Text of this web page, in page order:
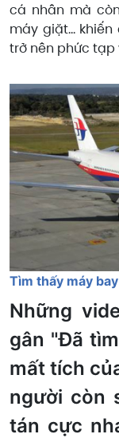
cá nhân mà
máy giặt...
trở nên phức tạp
Tìm thấy máy
Những
gân "Đã
mất tích
người còn
tán cực